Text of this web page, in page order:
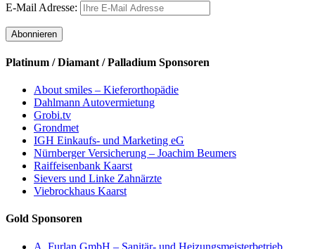
E-Mail Adresse:
Platinum / Diamant / Palladium Sponsoren
About smiles – Kieferorthopädie
Dahlmann Autovermietung
Grobi.tv
Grondmet
IGH Einkaufs- und Marketing eG
Nürnberger Versicherung – Joachim Beumers
Raiffeisenbank Kaarst
Sievers und Linke Zahnärzte
Viebrockhaus Kaarst
Gold Sponsoren
A. Furlan GmbH – Sanitär- und Heizungsmeisterbetrieb